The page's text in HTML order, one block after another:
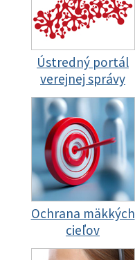
Ústredný portál
verejnej správy
Ochrana mäkkých
cieľov